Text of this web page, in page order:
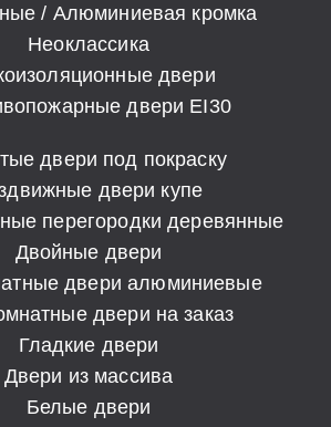
/ Алюминиевая кромка
Неоклассика
двери
двери EI30
двери под покраску
двери купе
перегородки деревянные
Двойные двери
двери алюминиевые
двери на заказ
Гладкие двери
Двери из массива
Белые двери